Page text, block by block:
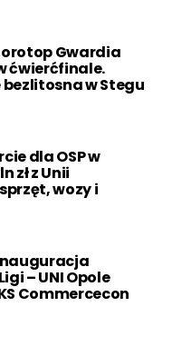
Gwardia
ćwierćfinale.
w Stegu
dla OSP w
zł z Unii
wozy i
– UNI Opole
Commercecon